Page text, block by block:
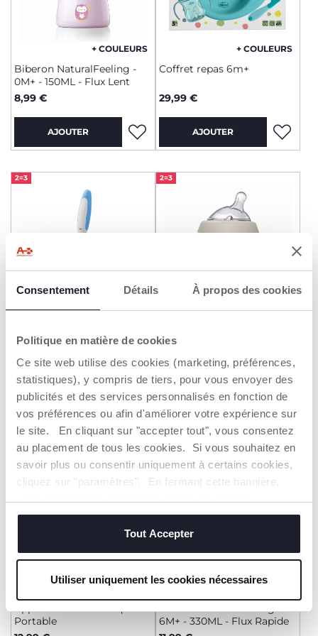
Consentement Détails À propos des cookies
Politique en matière de cookies
Ce site web utilise des cookies (marketing, préférences,
statistiques), y compris de tiers, pour vous envoyer des
publicités et des services personnalisés en fonction de
vos préférences ou afin d'améliorer votre expérience sur
le site. En cliquant sur "accepter tout", vous consentez
au placement de tous les cookies. Si vous souhaitez en
savoir plus ou consentir uniquement à certains cookies,
cliquez sur "paramètres". En fermant cette bannière,
techniques, qui sont essentiels au service demandé.
Tout Accepter
Utiliser uniquement les cookies nécessaires
+ COULEURS
Biberon NaturalFeeling -
0M+ - 150ML - Flux Lent
8,99 €
AJOUTER
+ COULEURS
Coffret repas 6m+
29,99 €
AJOUTER
2=3
Set De Goupillons 3 en 1 -
Brosse Et Pince
8,49 €
AJOUTER
2=3
Biberon NaturalFeeling -
Lent
11,99 €
AJOUTER
2=3
Appareil Anti-Moustiques
Portable
2=3
Biberon NaturalFeeling -
6M+ - 330ML - Flux Rapide